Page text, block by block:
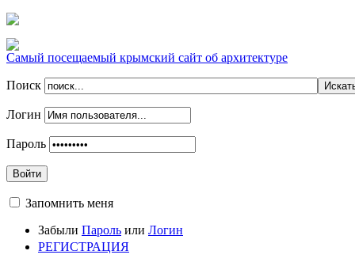
Самый посещаемый крымский сайт об архитектуре
Поиск
Логин
Пароль
Войти
Запомнить меня
Забыли Пароль или Логин
РЕГИСТРАЦИЯ